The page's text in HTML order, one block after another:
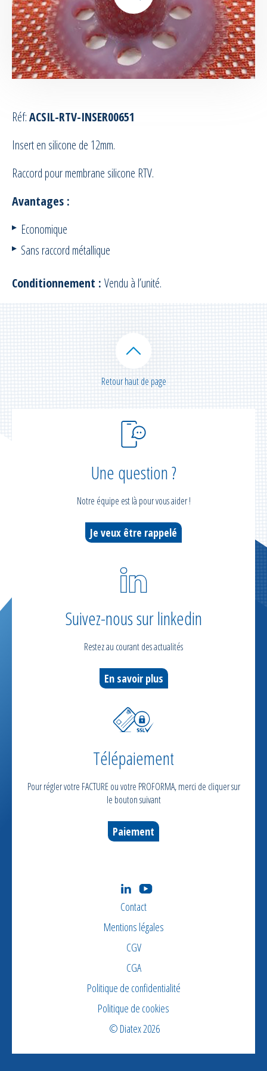
Equipement de pulvérisation silicone
Accessoires moules et machines de
pulvérisation
Accessoires RTM
Equipement pour le vide
Tubes et Tuyaux
Confection / Kitting
Réf:ACSIL-RTV-INSER00651
Insert en silicone de 12mm.
Raccord pour membrane silicone RTV.
Avantages :
Economique
Sans raccord métallique
Conditionnement : Vendu à l’unité.
Une question ?
Notre équipe est là pour vous aider !
Je veux être rappelé
Suivez-nous sur linkedin
Restez au courant des actualités
En savoir plus
Télépaiement
Pour régler votre FACTURE ou votre PROFORMA, merci de cliquer sur
le bouton suivant
Paiement
Contact
Mentions légales
CGV
CGA
Politique de confidentialité
Politique de cookies
© Diatex 2026
Retour haut de page